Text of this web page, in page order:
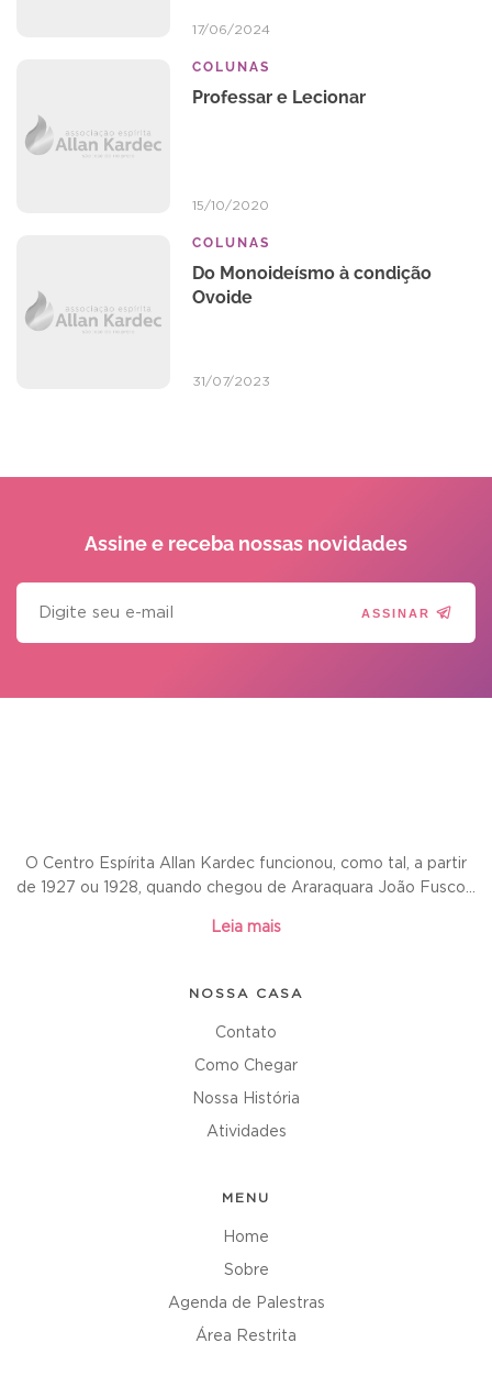
17/06/2024
COLUNAS
Professar e Lecionar
15/10/2020
COLUNAS
Do Monoideísmo à condição
Ovoide
31/07/2023
Assine e receba nossas novidades
ASSINAR
O Centro Espírita Allan Kardec funcionou, como tal, a partir
de 1927 ou 1928, quando chegou de Araraquara João Fusco...
Leia mais
NOSSA CASA
Contato
Como Chegar
Nossa História
Atividades
MENU
Home
Sobre
Agenda de Palestras
Área Restrita